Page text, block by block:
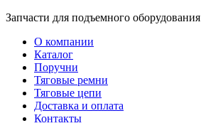
Перейти
содержимому
Запчасти для подъемного оборудования
О компании
Каталог
Поручни
Тяговые ремни
Тяговые цепи
Доставка и оплата
Контакты